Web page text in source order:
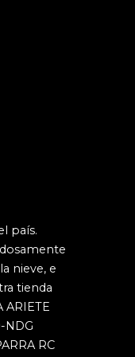
país.
nieve, e
tienda
ARIETE
NDG
RC